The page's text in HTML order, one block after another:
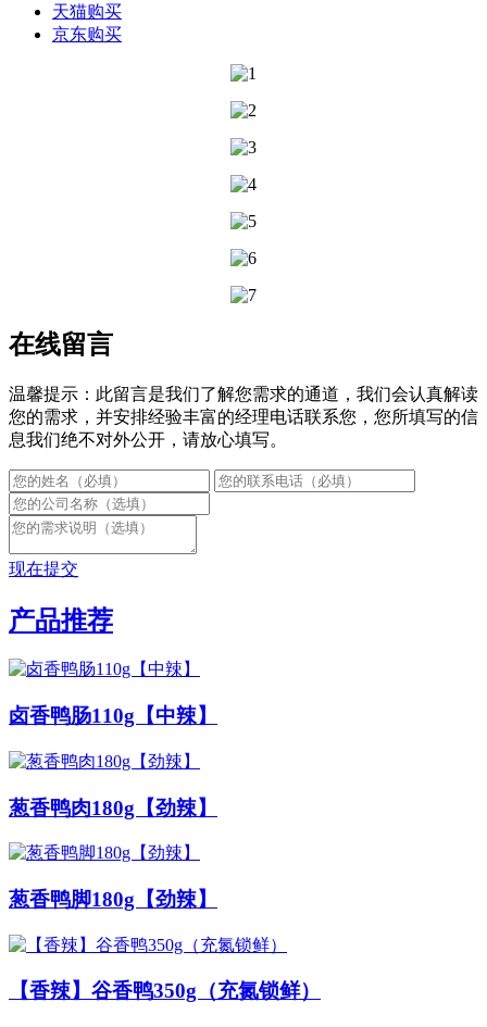
天猫购买
京东购买
在线留言
温馨提示：此留言是我们了解您需求的通道，我们会认真解读
您的需求，并安排经验丰富的经理电话联系您，您所填写的信
息我们绝不对外公开，请放心填写。
现在提交
产品推荐
卤香鸭肠110g【中辣】
葱香鸭肉180g【劲辣】
葱香鸭脚180g【劲辣】
【香辣】谷香鸭350g（充氮锁鲜）